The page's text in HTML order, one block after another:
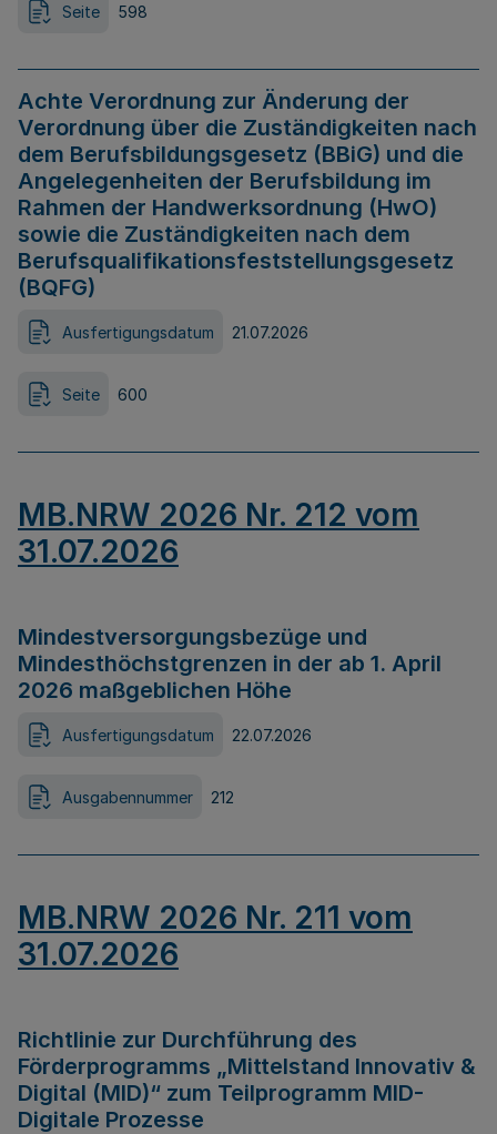
Seite 598
Achte Verordnung zur Änderung der
Verordnung über die Zuständigkeiten nach
dem Berufsbildungsgesetz (BBiG) und die
Angelegenheiten der Berufsbildung im
Rahmen der Handwerksordnung (HwO)
sowie die Zuständigkeiten nach dem
Berufsqualifikationsfeststellungsgesetz
(BQFG)
Ausfertigungsdatum 21.07.2026
Seite 600
MB.NRW 2026 Nr. 212 vom
31.07.2026
Mindestversorgungsbezüge und
Mindesthöchstgrenzen in der ab 1. April
2026 maßgeblichen Höhe
Ausfertigungsdatum 22.07.2026
Ausgabennummer 212
MB.NRW 2026 Nr. 211 vom
31.07.2026
Richtlinie zur Durchführung des
Förderprogramms „Mittelstand Innovativ &
Digital (MID)“ zum Teilprogramm MID-
Digitale Prozesse